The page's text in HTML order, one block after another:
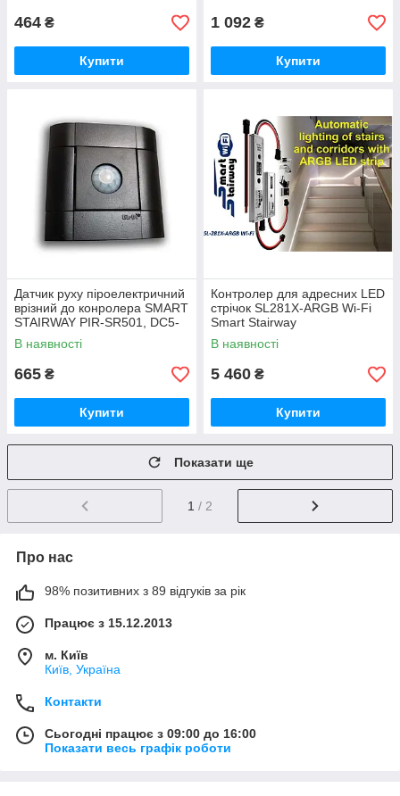
464 ₴
Купити
1 092 ₴
Купити
Датчик руху піроелектричний
врізний до конролера SMART
STAIRWAY PIR-SR501, DC5-
20V, Чорний
В наявності
665 ₴
Купити
Контролер для адресних LED
стрічок SL281X‑ARGB Wi‑Fi
Smart Stairway
В наявності
5 460 ₴
Купити
Показати ще
1 / 2
Про нас
98% позитивних з 89 відгуків за рік
Працює з 15.12.2013
м. Київ
Київ, Україна
Контакти
Сьогодні працює з 09:00 до 16:00
Показати весь графік роботи